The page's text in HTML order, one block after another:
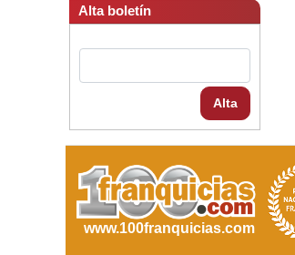
Alta boletín
Alta
www.100franquicias.com